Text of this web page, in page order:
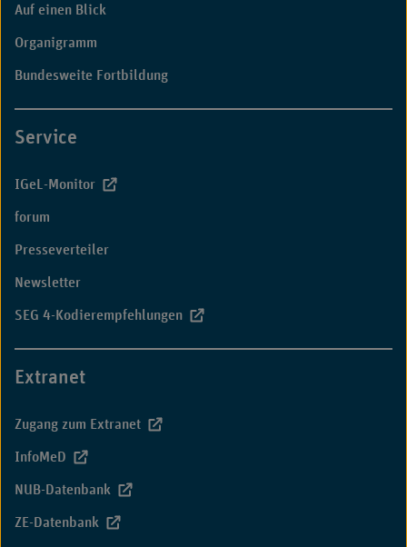
Auf einen Blick
Organigramm
Bundesweite Fortbildung
Service
IGeL-Monitor
forum
Presseverteiler
Newsletter
SEG 4-Kodierempfehlungen
Extranet
Zugang zum Extranet
InfoMeD
NUB-Datenbank
ZE-Datenbank